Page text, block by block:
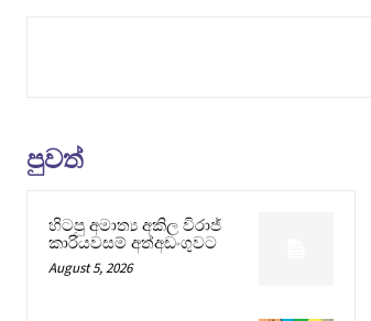
පුවත්
හිටපු අමාත්‍ය අකිල විරාජ්
කාරියවසම් අත්අඩංගුවට
August 5, 2026